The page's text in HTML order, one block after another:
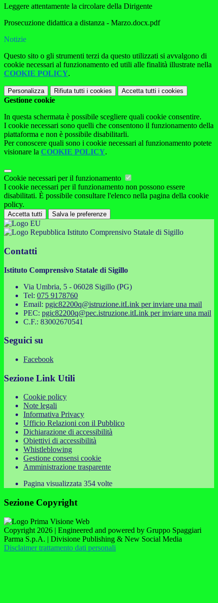
Leggere attentamente la circolare della Dirigente
Prosecuzione didattica a distanza - Marzo.docx.pdf
Notizie
Questo sito o gli strumenti terzi da questo utilizzati si avvalgono di
cookie necessari al funzionamento ed utili alle finalità illustrate nella
COOKIE POLICY.
Personalizza Rifiuta tutti i cookies Accetta tutti i cookies
Gestione cookie
In questa schermata è possibile scegliere quali cookie consentire.
I cookie necessari sono quelli che consentono il funzionamento della
piattaforma e non è possibile disabilitarli.
Per conoscere quali sono i cookie necessari al funzionamento potete
visionare la COOKIE POLICY.
Cookie necessari per il funzionamento
I cookie necessari per il funzionamento non possono essere
disabilitati. È possibile consultare l'elenco nella pagina della cookie
policy.
Accetta tutti Salva le preferenze
Istituto Comprensivo Statale di Sigillo
Contatti
Istituto Comprensivo Statale di Sigillo
Via Umbria, 5 - 06028 Sigillo (PG)
Tel: 075 9178760
Email: pgic82200q@istruzione.itLink per inviare una mail
PEC: pgic82200q@pec.istruzione.itLink per inviare una mail
C.F.: 83002670541
Seguici su
Facebook
Sezione Link Utili
Cookie policy
Note legali
Informativa Privacy
Ufficio Relazioni con il Pubblico
Dichiarazione di accessibilità
Obiettivi di accessibilità
Whistleblowing
Gestione consensi cookie
Amministrazione trasparente
Pagina visualizzata 354 volte
Sezione Copyright
Copyright 2026 | Engineered and powered by Gruppo Spaggiari
Parma S.p.A. | Divisione Publishing & New Social Media
Disclaimer trattamento dati personali